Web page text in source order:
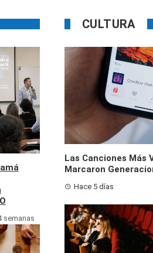
semanas
CULTURA
Las Canciones Más
Marcaron
Hace 5 días